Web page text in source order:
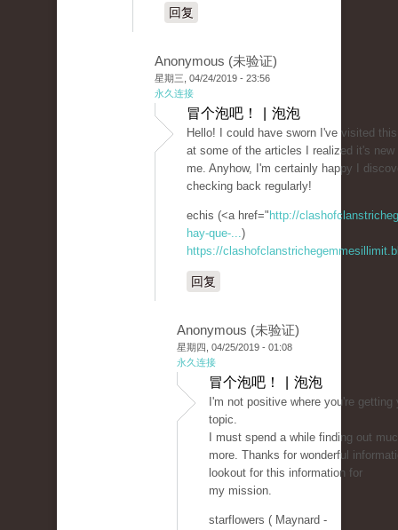
回复
Anonymous (未验证)
星期三, 04/24/2019 - 23:56
永久连接
冒个泡吧！ | 泡泡
Hello! I could have sworn I've visited
at some of the articles I realized it's new
me. Anyhow, I'm certainly happy I
checking back regularly!
echis (<a href=" http://
hay-que-...)
https://
回复
Anonymous (未验证)
星期四, 04/25/2019 - 01:08
永久连接
冒个泡吧！ | 泡泡
I'm not positive where you're
topic.
I must spend a while finding out
more. Thanks for wonderful
lookout for this information for
my mission.
starflowers ( Maynard -